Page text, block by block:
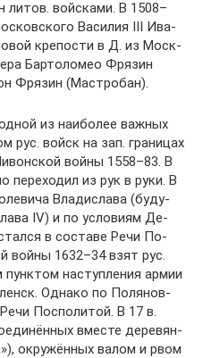
ли­тов. вой­ска­ми. В 1508–
Ва­си­лия III Ива­
кре­по­сти в Д. из Мо­ск­
Бар­то­ло­мео Фря­зин
Фря­зин (Ма­ст­ро­бан).
из наи­бо­лее важ­ных
рус. войск на зап. гра­ни­цах
вой­ны 1558–83. В
пе­ре­хо­дил из рук в ру­ки. В
Вла­ди­сла­ва (бу­ду­
IV) и по ус­ло­ви­ям Де­
в со­ста­ве Ре­чи По­
вой­ны 1632–34 взят рус.
на­сту­п­ле­ния ар­мии
Од­на­ко по По­ля­нов­
По­спо­ли­той. В 17 в.
вме­сте де­ре­вян­
ок­ру­жён­ных ва­лом и рвом